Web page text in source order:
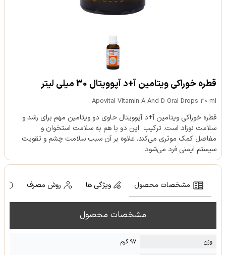
قطره خوراکی ویتامین آ+د آپوویتال 30 میلی لیتر
Apovital Vitamin A And D Oral Drops 30 ml
قطره خوراکی ویتامین آ+د آپوویتال حاوی دو ویتامین مهم برای رشد و
سلامت نوزاد است. ترکیب این دو با هم به سلامت استخوان و
مفاصل کمک موثری می‌کند. علاوه بر آن سبب سلامت چشم و تقویت
سیستم ایمنی فرد می‌شود.
مشخصات محصول ویژگی ها روش مصرف
مشخصات محصول
وزن
۹۷ گرم